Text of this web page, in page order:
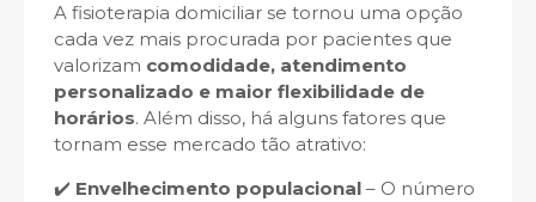
A fisioterapia domiciliar se tornou uma opção
cada vez mais procurada por pacientes que
valorizam comodidade, atendimento
personalizado e maior flexibilidade de
horários. Além disso, há alguns fatores que
tornam esse mercado tão atrativo:
✔️ Envelhecimento populacional – O número